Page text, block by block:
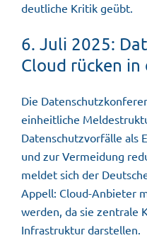
deutliche Kritik geübt.
6. Juli 2025:
Cloud rücken in
Die
einheitliche
Datenschutzvorfälle als
und zur Vermeidung
meldet sich der
Appell: Cloud-Anbieter
werden, da sie zentrale
Infrastruktur darstellen.